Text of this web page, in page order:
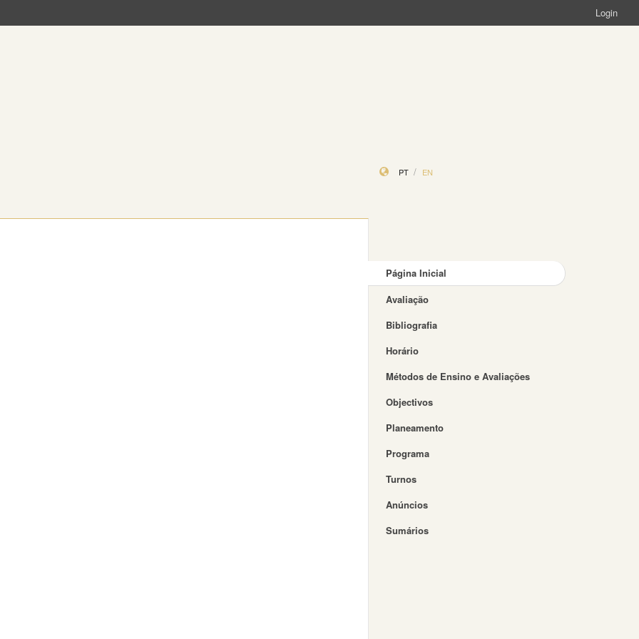
Login
PT EN
Página Inicial
Avaliação
Bibliografia
Horário
Métodos de Ensino e Avaliações
Objectivos
Planeamento
Programa
Turnos
Anúncios
Sumários